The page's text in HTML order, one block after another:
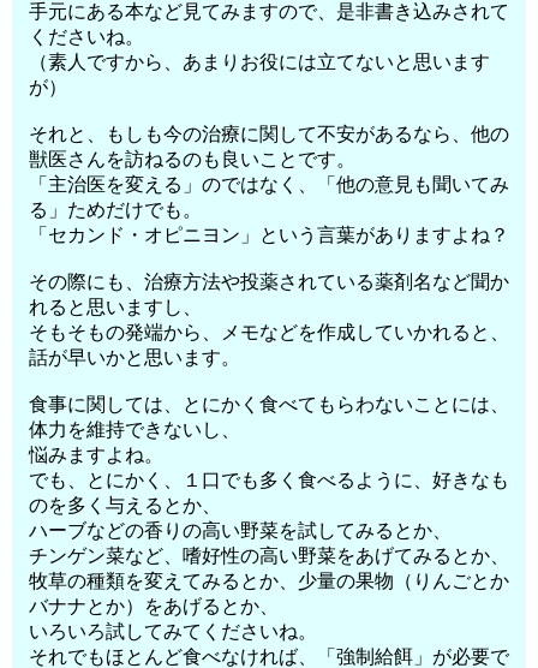
手元にある本など見てみますので、是非書き込みされて
くださいね。
（素人ですから、あまりお役には立てないと思います
が）
それと、もしも今の治療に関して不安があるなら、他の
獣医さんを訪ねるのも良いことです。
「主治医を変える」のではなく、「他の意見も聞いてみ
る」ためだけでも。
「セカンド・オピニヨン」という言葉がありますよね？
その際にも、治療方法や投薬されている薬剤名など聞か
れると思いますし、
そもそもの発端から、メモなどを作成していかれると、
話が早いかと思います。
食事に関しては、とにかく食べてもらわないことには、
体力を維持できないし、
悩みますよね。
でも、とにかく、１口でも多く食べるように、好きなも
のを多く与えるとか、
ハーブなどの香りの高い野菜を試してみるとか、
チンゲン菜など、嗜好性の高い野菜をあげてみるとか、
牧草の種類を変えてみるとか、少量の果物（りんごとか
バナナとか）をあげるとか、
いろいろ試してみてくださいね。
それでもほとんど食べなければ、「強制給餌」が必要で